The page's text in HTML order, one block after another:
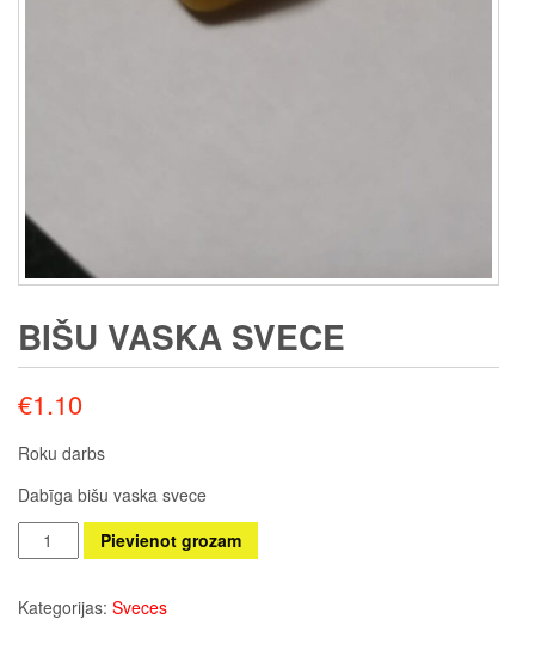
BIŠU VASKA SVECE
€1.10
Roku darbs
Dabīga bišu vaska svece
Bišu
vaska
daudzums
Pievienot grozam
Kategorijas: Sveces